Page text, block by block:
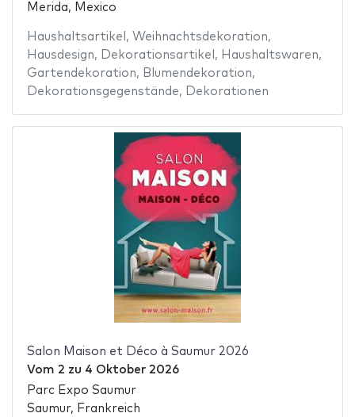
Merida, Mexico
Haushaltsartikel , Weihnachtsdekoration,
Hausdesign, Dekorationsartikel , Haushaltswaren,
Gartendekoration, Blumendekoration,
Dekorationsgegenstände, Dekorationen
Salon Maison et Déco à Saumur 2026
Vom 2 zu 4 Oktober 2026
Parc Expo Saumur
Saumur, Frankreich